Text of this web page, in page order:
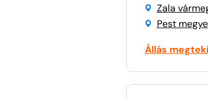
Zala
Pest megye
Állás